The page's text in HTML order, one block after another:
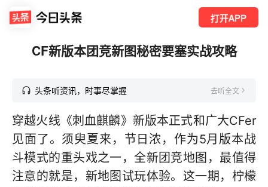
打开APP
CF新版本团竞新图秘密要塞实战攻略
头条听资讯，时事尽掌握 去听全文
穿越火线《刺血麒麟》新版本正式和广大CFer
见面了。须臾夏来，节日浓，作为5月版本战
斗模式的重头戏之一，全新团竞地图，最值得
注意的就是，新地图试玩体验。这一期，柠檬